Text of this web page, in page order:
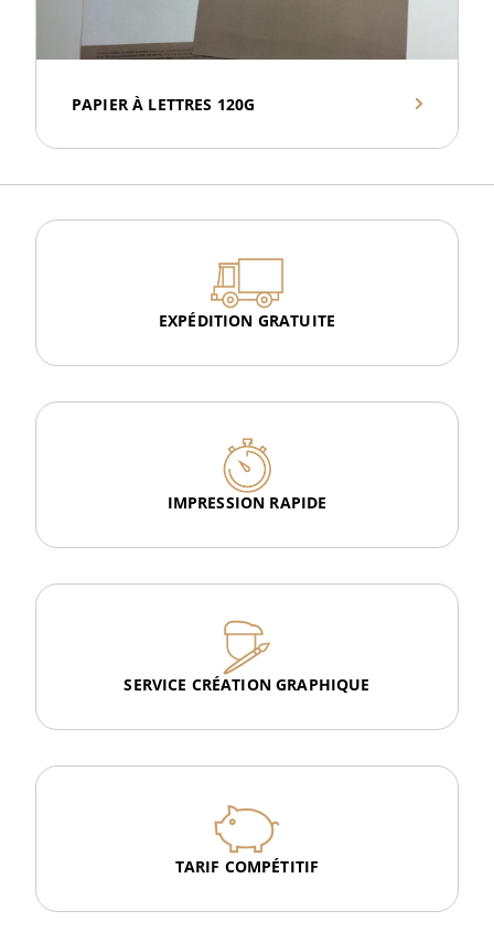
PAPIER À LETTRES 120G
EXPÉDITION GRATUITE
IMPRESSION RAPIDE
SERVICE CRÉATION GRAPHIQUE
TARIF COMPÉTITIF